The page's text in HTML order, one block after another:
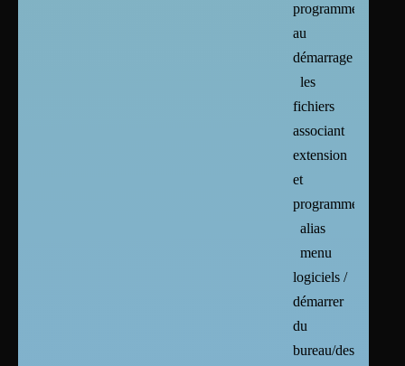
programme
au
démarrage
les
fichiers
associant
extension
et
programmes
alias
menu
logiciels /
démarrer
du
bureau/desktop